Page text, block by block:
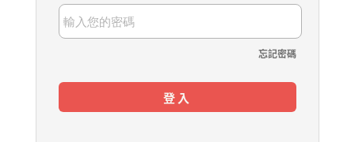
忘記密碼
登入